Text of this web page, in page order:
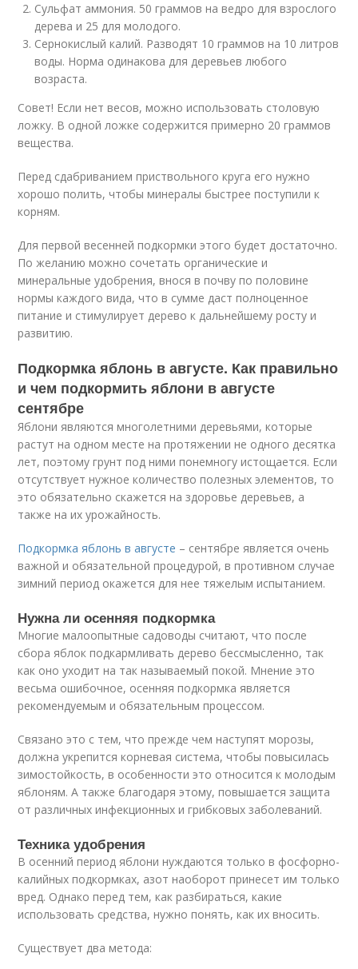
Сульфат аммония. 50 граммов на ведро для взрослого
дерева и 25 для молодого.
Сернокислый калий. Разводят 10 граммов на 10 литров
воды. Норма одинакова для деревьев любого
возраста.
Совет! Если нет весов, можно использовать столовую
ложку. В одной ложке содержится примерно 20 граммов
вещества.
Перед сдабриванием приствольного круга его нужно
хорошо полить, чтобы минералы быстрее поступили к
корням.
Для первой весенней подкормки этого будет достаточно.
По желанию можно сочетать органические и
минеральные удобрения, внося в почву по половине
нормы каждого вида, что в сумме даст полноценное
питание и стимулирует дерево к дальнейшему росту и
развитию.
Подкормка яблонь в августе. Как правильно
и чем подкормить яблони в августе
сентябре
Яблони являются многолетними деревьями, которые
растут на одном месте на протяжении не одного десятка
лет, поэтому грунт под ними понемногу истощается. Если
отсутствует нужное количество полезных элементов, то
это обязательно скажется на здоровье деревьев, а
также на их урожайность.
Подкормка яблонь в августе – сентябре является очень
важной и обязательной процедурой, в противном случае
зимний период окажется для нее тяжелым испытанием.
Нужна ли осенняя подкормка
Многие малоопытные садоводы считают, что после
сбора яблок подкармливать дерево бессмысленно, так
как оно уходит на так называемый покой. Мнение это
весьма ошибочное, осенняя подкормка является
рекомендуемым и обязательным процессом.
Связано это с тем, что прежде чем наступят морозы,
должна укрепится корневая система, чтобы повысилась
зимостойкость, в особенности это относится к молодым
яблоням. А также благодаря этому, повышается защита
от различных инфекционных и грибковых заболеваний.
Техника удобрения
В осенний период яблони нуждаются только в фосфорно-
калийных подкормках, азот наоборот принесет им только
вред. Однако перед тем, как разбираться, какие
использовать средства, нужно понять, как их вносить.
Существует два метода: